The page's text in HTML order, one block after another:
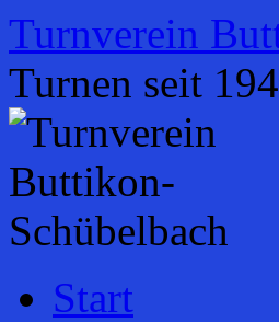
Zum
springen
Turnverein
Turnen seit
Start